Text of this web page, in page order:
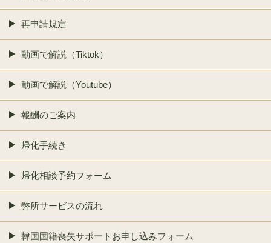
再申請規定
動画で解説（Tiktok）
動画で解説（Youtube）
報酬のご案内
帰化手続き
帰化相談予約フォーム
弊所サービスの流れ
韓国国籍喪失サポートお申し込みフォーム